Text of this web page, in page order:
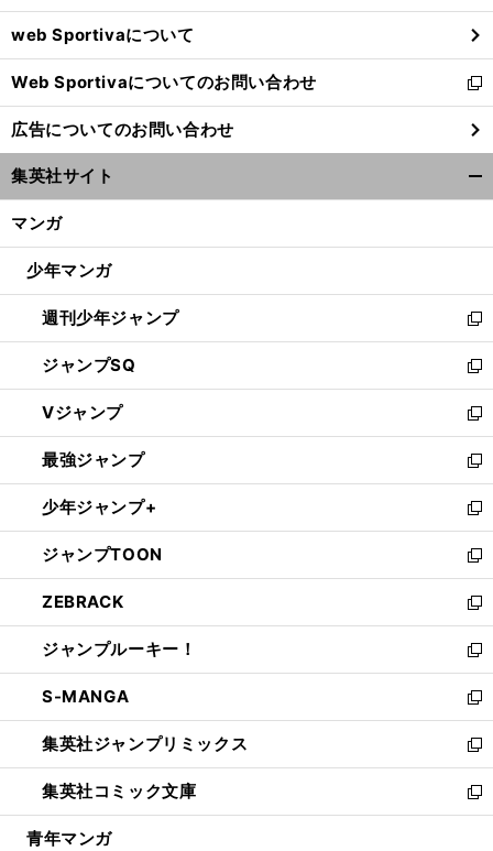
ウ
で
開
く
web Sportivaについて
Web Sportivaについてのお問い合わせ
新
し
い
ウ
ィ
ン
ウ
開
く
広告についてのお問い合わせ
集英社サイト
マンガ
少年マンガ
週刊少年ジャンプ
新
し
い
ウ
ィ
ン
ド
ウ
で
開
く
ジャンプSQ
新
し
い
ウ
ィ
ン
ド
ウ
で
開
く
Vジャンプ
新
し
い
ウ
ィ
ン
ド
ウ
で
開
く
最強ジャンプ
新
し
い
ウ
ィ
ン
ド
ウ
で
開
く
少年ジャンプ+
新
し
い
ウ
ィ
ン
ド
ウ
で
開
く
ジャンプTOON
新
し
い
ウ
ィ
ン
ド
ウ
で
開
く
ZEBRACK
新
し
い
ウ
ィ
ン
ド
ウ
で
開
ジャンプルーキー！
新
し
い
ウ
ィ
ン
ド
ウ
S-MANGA
新
し
い
ウ
ィ
ン
集英社ジャンプリミックス
新
し
い
ウ
集英社コミック文庫
新
し
青年マンガ